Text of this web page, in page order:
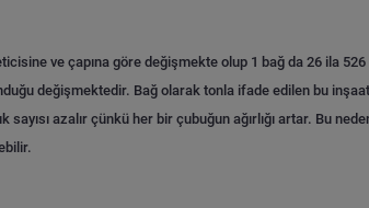
ve çapına göre değişmekte olup 1 bağ da 26 ila
değişmektedir. Bağ olarak tonla ifade edilen bu
azalır çünkü her bir çubuğun ağırlığı artar. Bu